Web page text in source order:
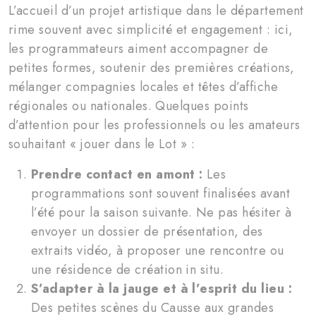
L’accueil d’un projet artistique dans le département
rime souvent avec simplicité et engagement : ici,
les programmateurs aiment accompagner de
petites formes, soutenir des premières créations,
mélanger compagnies locales et têtes d’affiche
régionales ou nationales. Quelques points
d’attention pour les professionnels ou les amateurs
souhaitant « jouer dans le Lot » :
Prendre contact en amont : Les
programmations sont souvent finalisées avant
l’été pour la saison suivante. Ne pas hésiter à
envoyer un dossier de présentation, des
extraits vidéo, à proposer une rencontre ou
une résidence de création in situ.
S’adapter à la jauge et à l’esprit du lieu :
Des petites scènes du Causse aux grandes